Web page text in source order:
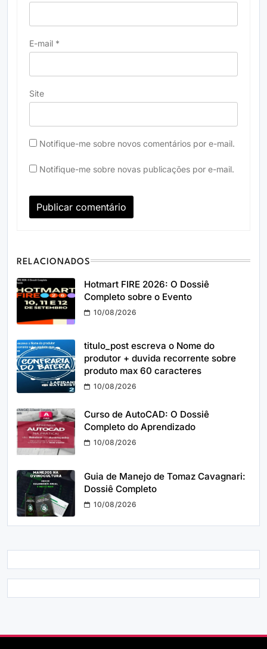
E-mail *
Site
Notifique-me sobre novos comentários por e-mail.
Notifique-me sobre novas publicações por e-mail.
RELACIONADOS
Hotmart FIRE 2026: O Dossiê
Completo sobre o Evento
10/08/2026
titulo_post escreva o Nome do
produtor + duvida recorrente sobre
produto max 60 caracteres
10/08/2026
Curso de AutoCAD: O Dossiê
Completo do Aprendizado
10/08/2026
Guia de Manejo de Tomaz Cavagnari:
Dossiê Completo
10/08/2026